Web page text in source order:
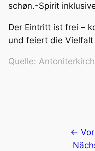
schøn.-Spirit
Der Eintritt ist frei –
und feiert die
Quelle:
←